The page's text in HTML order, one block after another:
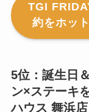
TGI
約をホッ
5位：誕生日
ン×ステーキ
ハウス 舞浜店